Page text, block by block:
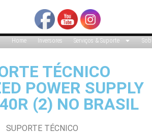
Home Inversores Serviços & Suporte
TÉCNICO
POWER SUPPLY
(2) NO BRASIL